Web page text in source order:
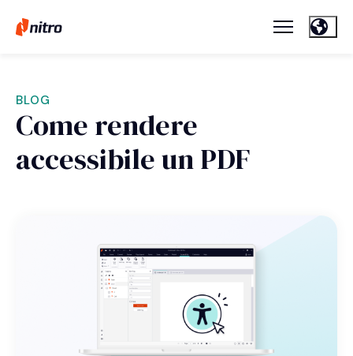
BLOG
Come rendere
accessibile un PDF